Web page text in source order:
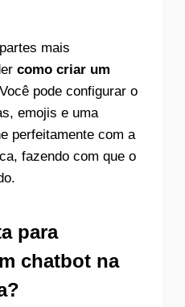
mais
como criar um
pode configurar o
emojis e uma
perfeitamente com a
fazendo com que o
para
chatbot na